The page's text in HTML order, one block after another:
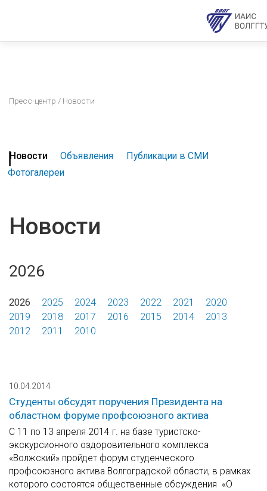
Пресс-центр / Новости
Новости Объявления
Публикации в СМИ
Фотогалереи
Новости
2026
2026 2025 2024 2023 2022 2021
2020
2019
2018 2017 2016 2015 2014
2013
2012
2011 2010
10.04.2014
Студенты обсудят поручения Президента на
областном форуме профсоюзного актива
С 11 по 13 апреля 2014 г. на базе туристско-
экскурсионного оздоровительного комплекса
«Волжский» пройдет форум студенческого
профсоюзного актива Волгоградской области, в рамках
которого состоятся общественные обсуждения «О